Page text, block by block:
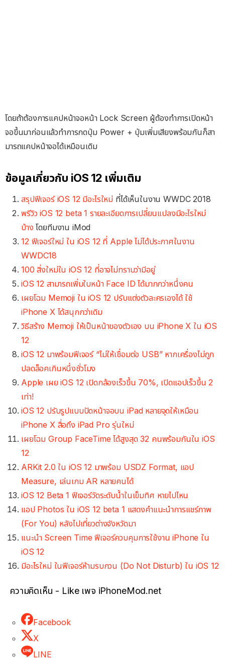
โดยถ้าต้องการแคปหน้าจอหน้า Lock Screen ผู้ต้องทำการเปิดหน้า
จอขึ้นมาก่อนแล้วทำการกดปุ่ม Power + ปุ่มเพิ่มเสียงพร้อมกันก็สา
มารถแคปหน้าจอได้เหมือนเดิม
ข้อมูลเกี่ยวกับ iOS 12 เพิ่มเติม
สรุปฟีเจอร์ iOS 12 มีอะไรใหม่ ที่ได้เห็นในงาน WWDC 2018
พรีวิว iOS 12 beta 1 รายละเอียดการเปลี่ยนแปลงมีอะไรใหม่
บ้าง โดยทีมงาน iMod
12 ฟีเจอร์ใหม่ ใน iOS 12 ที่ Apple ไม่ได้ประกาศในงาน
WWDC18
100 สิ่งใหม่ใน iOS 12 ที่อาจไม่ทราบว่ามีอยู่
iOS 12 สามารถเพิ่มใบหน้า Face ID ได้มากกว่าหนึ่งคน
เผยโฉม Memoji ใน iOS 12 ปรับแต่งตัวละครเองได้ ใช้
iPhone X ได้สนุกกว่าเดิม
วิธีสร้าง Memoji ให้เป็นหน้าของตัวเอง บน iPhone X ใน iOS
12
iOS 12 มาพร้อมฟีเจอร์ “ไม่ให้เชื่อมต่อ USB” หากเครื่องไม่ถูก
ปลดล็อคเกินหนึ่งชั่วโมง
Apple เผย iOS 12 เปิดกล้องเร็วขึ้น 70%, เปิดแอปเร็วขึ้น 2
เท่า!
iOS 12 ปรับรูปแบบปัดหน้าจอบน iPad หลายจุดให้เหมือน
iPhone X สื่อถึง iPad Pro รุ่นใหม่
เผยโฉม Group FaceTime ได้สูงสุด 32 คนพร้อมกันใน iOS
12
ARKit 2.0 ใน iOS 12 มาพร้อม USDZ Format, แอป
Measure, เล่นเกม AR หลายคนได้
iOS 12 Beta 1 ฟีเจอร์วัดระดับน้ำในเข็มทิศ หายไปไหน
แอป Photos ใน iOS 12 beta 1 แสดงคำแนะนำการแชร์ภาพ
(For You) หลังไปเที่ยวต่างจังหวัดมา
แนะนำ Screen Time ฟีเจอร์ควบคุมการใช้งาน iPhone ใน
iOS 12
มีอะไรใหม่ ในฟีเจอร์ห้ามรบกวน (Do Not Disturb) ใน iOS 12
ความคิดเห็น - Like เพจ iPhoneMod.net
Facebook
X
LINE